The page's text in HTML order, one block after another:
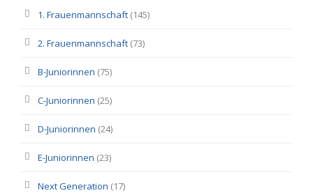
1. Frauenmannschaft (145)
2. Frauenmannschaft (73)
B-Juniorinnen (75)
C-Juniorinnen (25)
D-Juniorinnen (24)
E-Juniorinnen (23)
Next Generation (17)